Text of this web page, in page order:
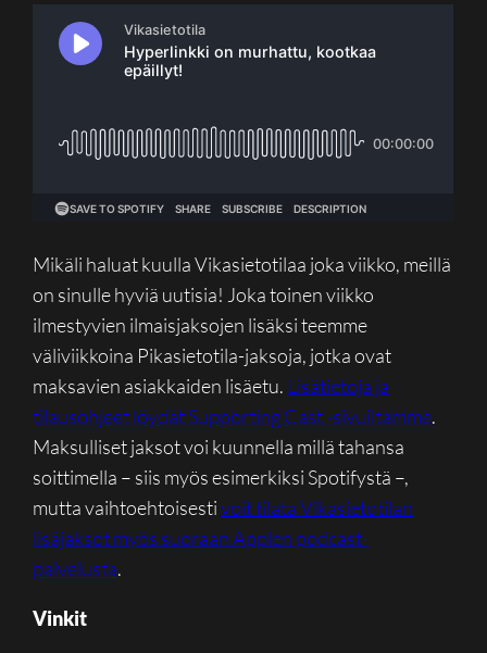
Mikäli haluat kuulla Vikasietotilaa joka viikko, meillä
on sinulle hyviä uutisia! Joka toinen viikko
ilmestyvien ilmaisjaksojen lisäksi teemme
väliviikkoina Pikasietotila-jaksoja, jotka ovat
maksavien asiakkaiden lisäetu. Lisätietoja ja
tilausohjeet löydät Supporting Cast -sivuiltamme.
Maksulliset jaksot voi kuunnella millä tahansa
soittimella – siis myös esimerkiksi Spotifystä –,
mutta vaihtoehtoisestivoit tilata Vikasietotilan
lisäjaksot myös suoraan Applen podcast-
palvelusta.
Vinkit